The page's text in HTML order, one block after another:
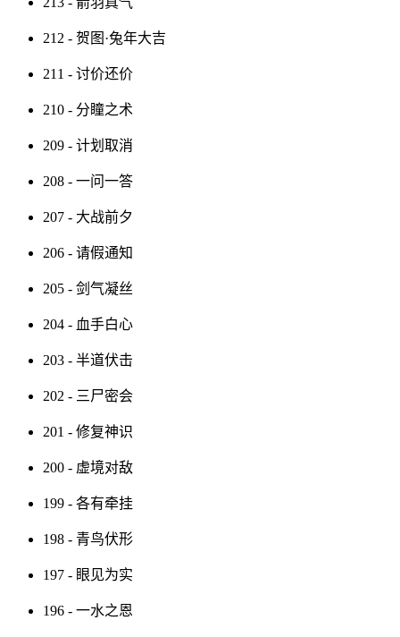
212 - 贺图·兔年大吉
211 - 讨价还价
210 - 分瞳之术
209 - 计划取消
208 - 一问一答
207 - 大战前夕
206 - 请假通知
205 - 剑气凝丝
204 - 血手白心
203 - 半道伏击
202 - 三尸密会
201 - 修复神识
200 - 虚境对敌
199 - 各有牵挂
198 - 青鸟伏形
197 - 眼见为实
196 - 一水之恩